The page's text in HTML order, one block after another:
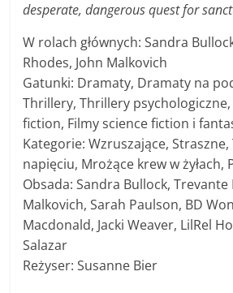
desperate, dangerous quest for
W rolach głównych: Sandra
Rhodes, John Malkovich
Gatunki: Dramaty, Dramaty na
Thrillery, Thrillery
fiction, Filmy science fiction i
Kategorie: Wzruszające,
napięciu, Mrożące krew w żyłach,
Obsada: Sandra Bullock, Trevante
Malkovich, Sarah Paulson, BD
Macdonald, Jacki Weaver, LilRel
Salazar
Reżyser: Susanne Bier